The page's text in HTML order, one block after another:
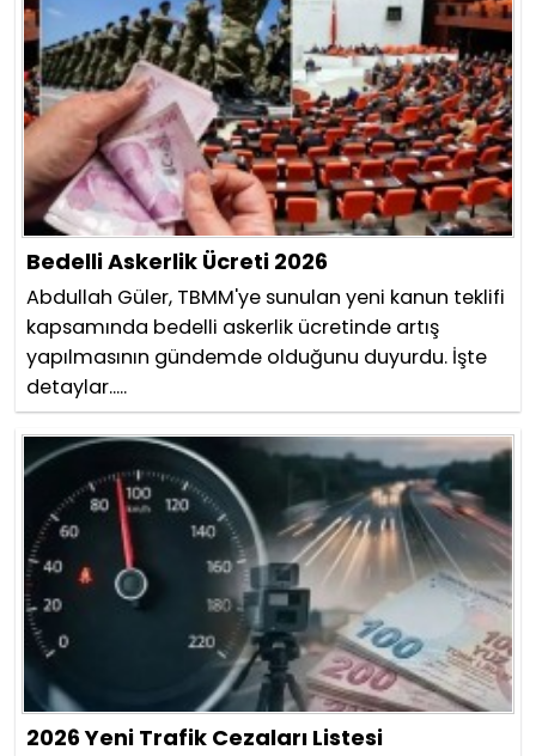
Bedelli Askerlik Ücreti 2026
Abdullah Güler, TBMM'ye sunulan yeni kanun teklifi
kapsamında bedelli askerlik ücretinde artış
yapılmasının gündemde olduğunu duyurdu. İşte
detaylar.....
2026 Yeni Trafik Cezaları Listesi